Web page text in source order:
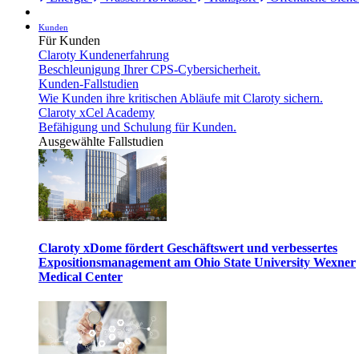
Kunden
Für Kunden
Claroty Kundenerfahrung
Beschleunigung Ihrer CPS-Cybersicherheit.
Kunden-Fallstudien
Wie Kunden ihre kritischen Abläufe mit Claroty sichern.
Claroty xCel Academy
Befähigung und Schulung für Kunden.
Ausgewählte Fallstudien
Claroty xDome fördert Geschäftswert und verbessertes
Expositionsmanagement am Ohio State University Wexner
Medical Center